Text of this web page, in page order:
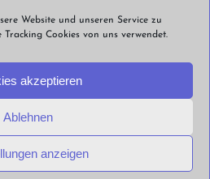
Website und unseren Service zu
Cookies von uns verwendet.
akzeptieren
Ablehnen
anzeigen
spenden!